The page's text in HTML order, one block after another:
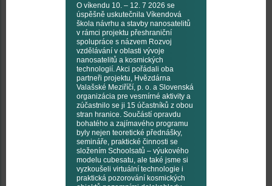
O víkendu 10. – 12. 7 2026 se
úspěšně uskutečnila Víkendová
škola návrhu a stavby nanosatelitů
v rámci projektu přeshraniční
spolupráce s názvem Rozvoj
vzdělávání v oblasti vývoje
nanosatelitů a kosmických
technologií. Akci pořádali oba
partneři projektu, Hvězdárna
Valašské Meziříčí, p. o. a Slovenská
organizácia pre vesmírné aktivity a
zúčastnilo se ji 15 účastníků z obou
stran hranice. Součástí opravdu
bohatého a zajímavého programu
byly nejen teoretické přednášky,
semináře, praktické činnosti se
složením Schoolsatů – výukového
modelu cubesatu, ale také jsme si
vyzkoušeli virtuální technologie i
praktická pozorování kosmických